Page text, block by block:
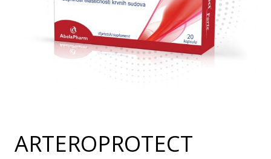
ARTEROPROTECT